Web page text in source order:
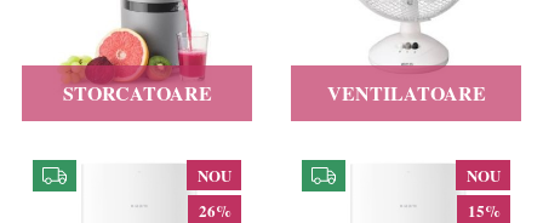
STORCATOARE VENTILATOARE
NOU
26%
NOU
15%